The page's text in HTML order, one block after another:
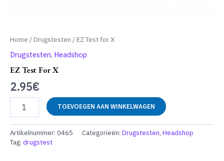
Home /Drugstesten / EZ Test for X
Drugstesten, Headshop
EZ Test For X
2.95€
Test
X
aantal
TOEVOEGEN AAN WINKELWAGEN
Artikelnummer: 0465 Categorieën: Drugstesten, Headshop
Tag: drugstest